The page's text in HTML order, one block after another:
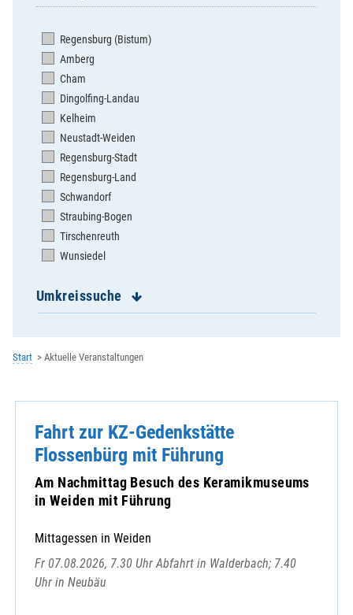
Bodenwöhr
Bruck
Burglengenfeld St. Josef
Burglengenfeld St. Vitus
Dachelhofen
Dieterskirchen
Dietldorf
Dürnsricht-Wolfring-Högling
Ettmannsdorf
Fischbach
Fronberg
Katzdorf
Klardorf - Wiefelsdorf
Neunaigen
Neunburg v. Wald
Niedermurach
Nittenau
Oberköblitz
Pertolzhofen
Pfreimd
Pirkensee
Regensburg (Bistum)
Amberg
Cham
Dingolfing-Landau
Kelheim
Neustadt-Weiden
Regensburg-Stadt
Regensburg-Land
Schwandorf
Straubing-Bogen
Tirschenreuth
Wunsiedel
Umkreissuche
Start Aktuelle Veranstaltungen
Fahrt zur KZ-Gedenkstätte
Flossenbürg mit Führung
Am Nachmittag Besuch des Keramikmuseums
in Weiden mit Führung
Mittagessen in Weiden
Fr 07.08.2026, 7.30 Uhr Abfahrt in Walderbach; 7.40
Uhr in Neubäu